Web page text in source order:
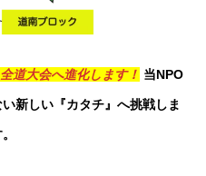
道大会へ進化します！ 当NPO
新しい『カタチ』へ挑戦しま